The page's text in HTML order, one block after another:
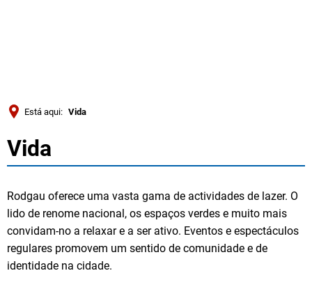
Deutsch MENÜ
Está aqui: Vida
Vida
Vida
Rodgau oferece uma vasta gama de actividades de lazer. O
lido de renome nacional, os espaços verdes e muito mais
convidam-no a relaxar e a ser ativo. Eventos e espectáculos
regulares promovem um sentido de comunidade e de
identidade na cidade.